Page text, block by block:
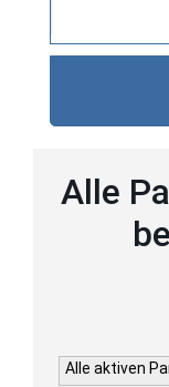
Alle
Alle aktiven